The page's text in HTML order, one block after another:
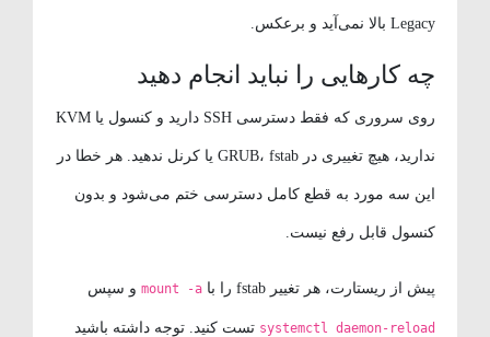
Legacy بالا نمی‌آید و برعکس.
چه کارهایی را نباید انجام دهید
روی سروری که فقط دسترسی SSH دارید و کنسول یا KVM
ندارید، هیچ تغییری در GRUB، fstab یا کرنل ندهید. هر خطا در
این سه مورد به قطع کامل دسترسی ختم می‌شود و بدون
کنسول قابل رفع نیست.
پیش از ریستارت، هر تغییر fstab را با mount -a و سپس
systemctl daemon-reload تست کنید. توجه داشته باشید